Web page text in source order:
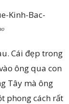
Cái đẹp trong
ông qua con
Tây mà ông
phong cách rất